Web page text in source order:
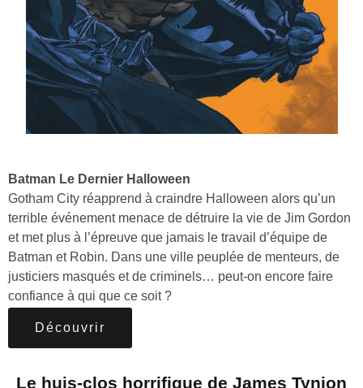
Batman Le Dernier Halloween
Gotham City réapprend à craindre Halloween alors qu’un
terrible événement menace de détruire la vie de Jim Gordon
et met plus à l’épreuve que jamais le travail d’équipe de
Batman et Robin. Dans une ville peuplée de menteurs, de
justiciers masqués et de criminels… peut-on encore faire
confiance à qui que ce soit ?
Découvrir
Le huis-clos horrifique de James Tynion